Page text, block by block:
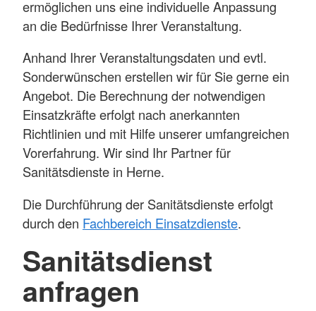
ermöglichen uns eine individuelle Anpassung
an die Bedürfnisse Ihrer Veranstaltung.
Anhand Ihrer Veranstaltungsdaten und evtl.
Sonderwünschen erstellen wir für Sie gerne ein
Angebot. Die Berechnung der notwendigen
Einsatzkräfte erfolgt nach anerkannten
Richtlinien und mit Hilfe unserer umfangreichen
Vorerfahrung. Wir sind Ihr Partner für
Sanitätsdienste in Herne.
Die Durchführung der Sanitätsdienste erfolgt
durch den Fachbereich Einsatzdienste.
Sanitätsdienst
anfragen